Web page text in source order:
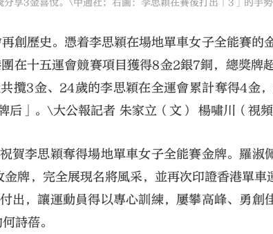
享3金喜悅。\中通社；右圖：李思穎在賽後打出「3」的手
創歷史。憑着李思穎在場地單車女子全能賽的
在十五運會競賽項目獲得8金2銀7銅，總獎牌
攬3金、24歲的李思穎在全運會累計奪得4金
后」。\大公報記者 朱家立（文） 楊嘯川（視頻
賀李思穎奪得場地單車女子全能賽金牌。羅淑
牌，完全展現名將風采，並再次印證香港單
出，讓運動員得以專心訓練，屢攀高峰、勇創
詩蓓。